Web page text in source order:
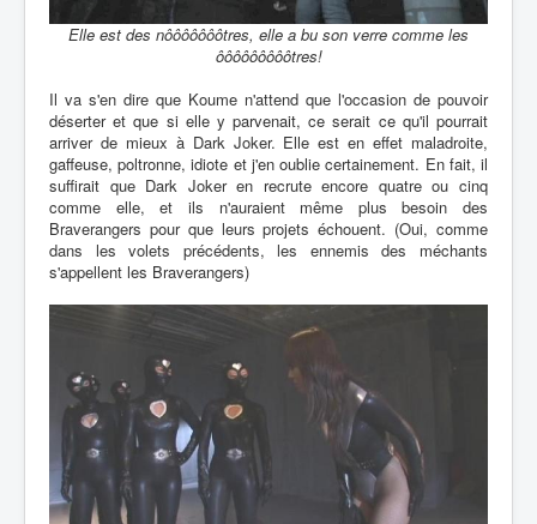
Elle est des nôôôôôôôtres, elle a bu son verre comme les
ôôôôôôôôôtres!
Il va s'en dire que Koume n'attend que l'occasion de pouvoir
déserter et que si elle y parvenait, ce serait ce qu'il pourrait
arriver de mieux à Dark Joker. Elle est en effet maladroite,
gaffeuse, poltronne, idiote et j'en oublie certainement. En fait, il
suffirait que Dark Joker en recrute encore quatre ou cinq
comme elle, et ils n'auraient même plus besoin des
Braverangers pour que leurs projets échouent. (Oui, comme
dans les volets précédents, les ennemis des méchants
s'appellent les Braverangers)